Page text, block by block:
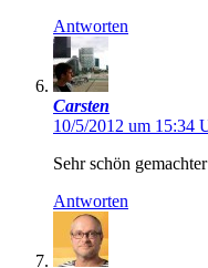
Antworten
Carsten
10/5/2012 um 15:34
Sehr schön
Antworten